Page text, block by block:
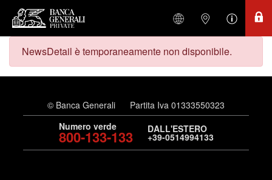
NewsDetail è temporaneamente non disponibile.
© Banca Generali
Partita Iva 01333550323
Numero verde
800-133-133 DALL'ESTERO
+39-0514994133